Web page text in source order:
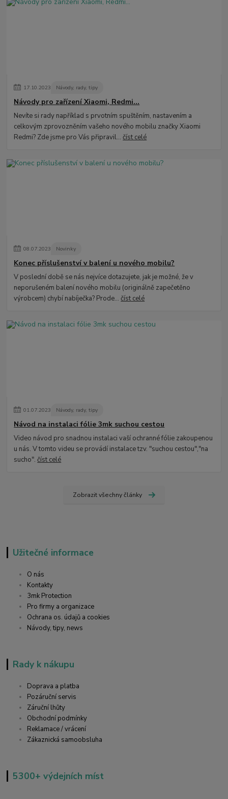
17.10.2023 Návody, rady, tipy
Návody pro zařízení Xiaomi, Redmi...
Nevíte si rady například s prvotním spuštěním, nastavením a
celkovým zprovozněním vašeho nového mobilu značky Xiaomi
Redmi? Zde jsme pro Vás připravil...číst celé
08.07.2023 Novinky
Konec příslušenství v balení u nového mobilu?
V poslední době se nás nejvíce dotazujete, jak je možné, že v
neporušeném balení nového mobilu (originálně zapečetěno
výrobcem) chybí nabíječka? Prode...číst celé
01.07.2023 Návody, rady, tipy
Návod na instalaci fólie 3mk suchou cestou
Video návod pro snadnou instalaci vaší ochranné fólie zakoupenou
u nás. V tomto videu se provádí instalace tzv. "suchou cestou","na
sucho".číst celé
Zobrazit všechny články
Užitečné informace
O nás
Kontakty
3mk Protection
Pro firmy a organizace
Ochrana os. údajů a cookies
Návody, tipy, news
Rady k nákupu
Doprava a platba
Pozáruční servis
Záruční lhůty
Obchodní podmínky
Reklamace / vrácení
Zákaznická samoobsluha
5300+ výdejních míst